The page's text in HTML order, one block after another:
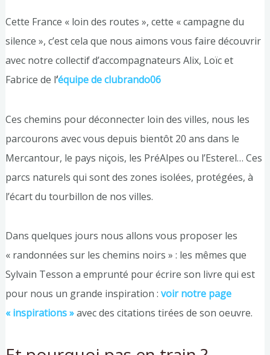
Cette France « loin des routes », cette « campagne du
silence », c’est cela que nous aimons vous faire découvrir
avec notre collectif d’accompagnateurs Alix, Loïc et
Fabrice de l‘équipe de clubrando06
Ces chemins pour déconnecter loin des villes, nous les
parcourons avec vous depuis bientôt 20 ans dans le
Mercantour, le pays niçois, les PréAlpes ou l’Esterel… Ces
parcs naturels qui sont des zones isolées, protégées, à
l’écart du tourbillon de nos villes.
Dans quelques jours nous allons vous proposer les
« randonnées sur les chemins noirs » : les mêmes que
Sylvain Tesson a emprunté pour écrire son livre qui est
pour nous un grande inspiration : voir notre page
« inspirations »avec des citations tirées de son oeuvre.